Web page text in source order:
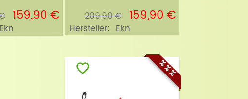
159,90 €
Ekn
209,90 € 159,90 €
Hersteller: Ekn
% % %